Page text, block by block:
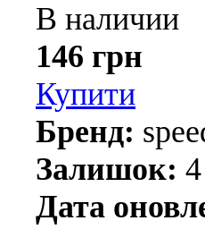
В наличии
146 грн
Купити
Бренд:
Залишок: 4
Дата